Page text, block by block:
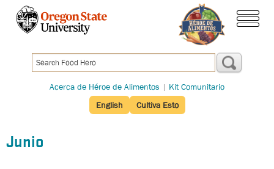
Pasar
principal
Acerca de Héroe de Alimentos | Kit Comunitario
English
Cultiva Esto
Junio